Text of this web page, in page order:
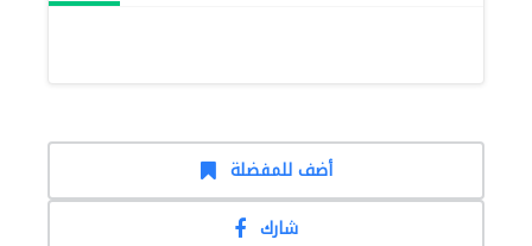
أضف للمفضلة
شارك